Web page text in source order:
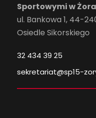
Sportowymi w
ul. Bankowa 1, 44-
Osiedle Sikorskiego
32 434 39 25
sekretariat@sp15-